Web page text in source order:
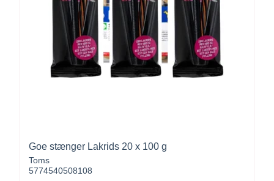
Goe stænger Lakrids 20 x 100 g
Toms
5774540508108